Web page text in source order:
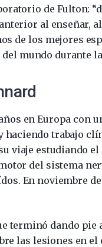
de Fulton:
al enseñar,
de los mejores
mundo durante la
en Europa con
haciendo trabajo
viaje estudiando
del sistema
En noviembre de
terminó dando pie
las lesiones en